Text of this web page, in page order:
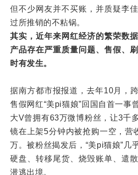
但不少网友并不买账，并质疑李
过所推销的不粘锅。
其实，近年来网红经济的繁荣数
产品存在严重质量问题、售假、
时有发生。
据南方都市报报道，去年10月，
售假网红“美pi猫娘”回国自首一事
大V曾拥有63万微博粉丝，让3千
镜在上架5分钟内被抢购一空，营
万。被粉丝揭发后，“美pi猫娘”几
硬盘、转移尾货、烧毁账单、遣
潜逃出境。